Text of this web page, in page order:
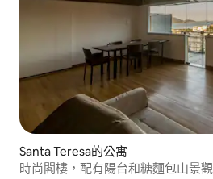
Santa Teresa的公寓
時尚閣樓，配有陽台和糖麵包山景觀